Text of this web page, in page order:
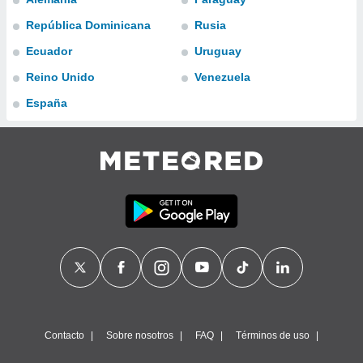
y
nuestra
cookies
República Dominicana
Ecuador
Reino Unido
España
Rusia
Uruguay
Venezuela
Contacto Sobre nosotros FAQ Términos de uso